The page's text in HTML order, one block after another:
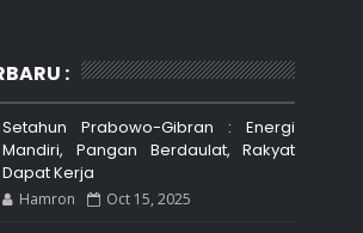
:
Setahun Prabowo-Gibran : Energi
Mandiri, Pangan Berdaulat, Rakyat
Dapat Kerja
Hamron Oct 15, 2025